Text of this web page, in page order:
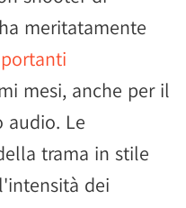
meritatamente
mesi, anche per il
audio. Le
trama in stile
dei